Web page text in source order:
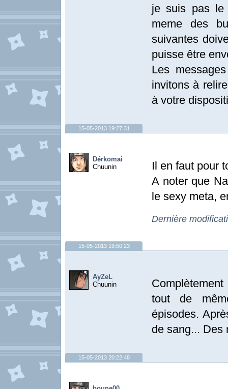
je suis pas le
meme des
suivantes
puisse être
Les
invitons à
à votre
15-05-2013 19:27:31
Dérkomai
Chuunin
Il en faut pour
A noter que
le sexy meta,
Dernière
15-05-2013 19:50:23
AyZeL
Chuunin
tout de
épisodes.
de sang... Des
15-05-2013 20:22:48